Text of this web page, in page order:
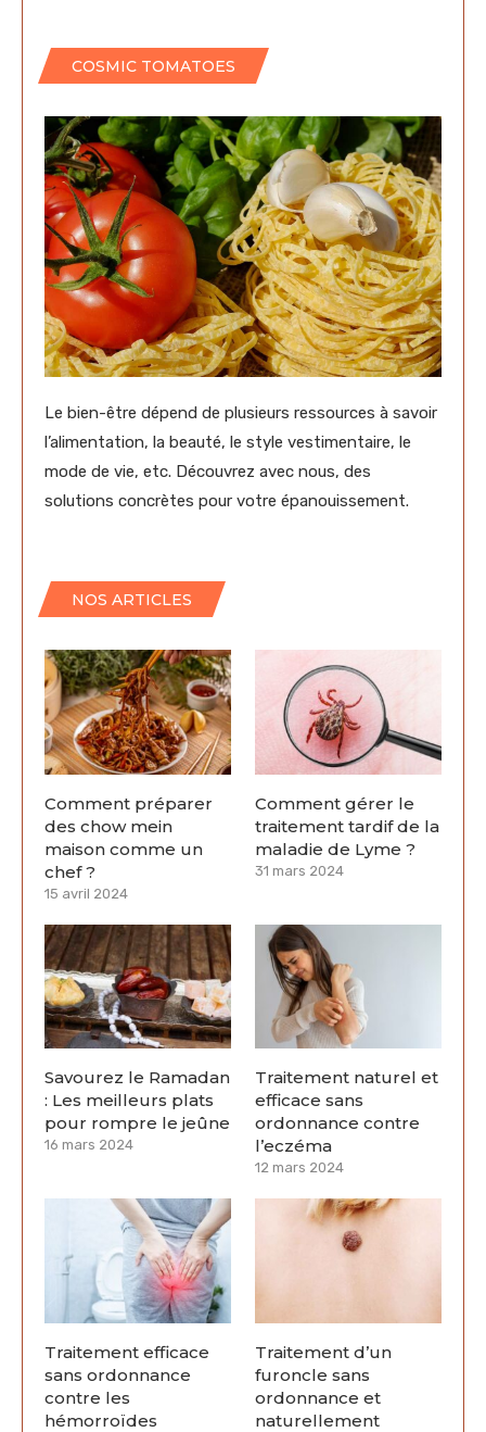
COSMIC TOMATOES
Le bien-être dépend de plusieurs ressources à savoir
l’alimentation, la beauté, le style vestimentaire, le
mode de vie, etc. Découvrez avec nous, des
solutions concrètes pour votre épanouissement.
NOS ARTICLES
Comment préparer
des chow mein
maison comme un
chef ?
15 avril 2024
Comment gérer le
traitement tardif de la
maladie de Lyme ?
31 mars 2024
Savourez le Ramadan
: Les meilleurs plats
pour rompre le jeûne
16 mars 2024
Traitement naturel et
efficace sans
ordonnance contre
l’eczéma
12 mars 2024
Traitement efficace
sans ordonnance
contre les
hémorroïdes
Traitement d’un
furoncle sans
ordonnance et
naturellement